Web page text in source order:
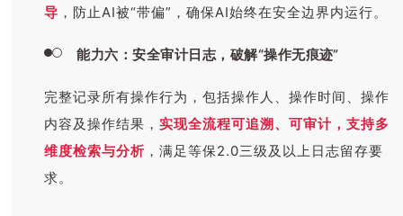
导 ，防止AI被“带偏”，确保AI始终在安全边界内运行。
能力六：安全审计日志，破解“操作无痕迹”
完整记录所有操作行为，包括操作人、操作时间、操作
内容及操作结果，实现全流程可追溯、可审计，支持多
维度检索与分析 ，满足等保2.0三级及以上日志留存要
求。